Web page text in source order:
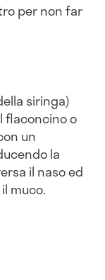
per non far
siringa)
flaconcino o
un
la
il naso ed
muco.